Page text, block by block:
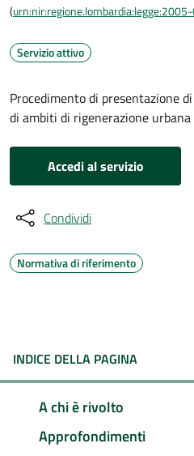
(
Servizio attivo
Procedimento di presentazione
di ambiti di rigenerazione urbana
Accedi al servizio
Condividi
Normativa di riferimento
INDICE DELLA PAGINA
A chi è rivolto
Approfondimenti